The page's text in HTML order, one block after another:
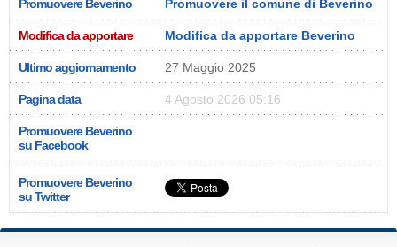
Promuovere Beverino Promuovere il comune di Beverino
Modifica da apportare Modifica da apportare Beverino
Ultimo aggiornamento 27 Maggio 2025
Pagina data 4 Agosto 2026 05:16
Promuovere Beverino
su Facebook
Promuovere Beverino
su Twitter